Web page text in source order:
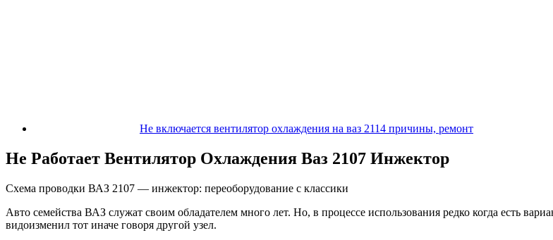
Не включается вентилятор охлаждения на ваз 2114 причины, ремонт
Не Работает Вентилятор Охлаждения Ваз 2107 Инжектор
Схема проводки ВАЗ 2107 — инжектор: переоборудование с классики
Авто семейства ВАЗ служат своим обладателем много лет. Но, в процессе использования редко когда есть
видоизменил тот иначе говоря другой узел.